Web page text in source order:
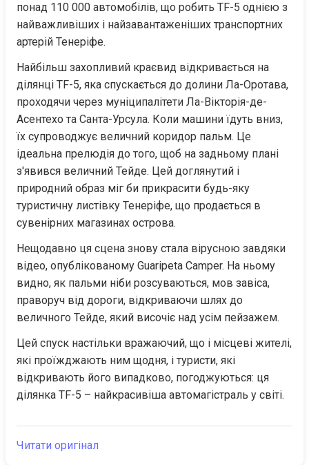
понад 110 000 автомобілів, що робить TF-5 однією з
найважливіших і найзавантаженіших транспортних
артерій Тенеріфе.
Найбільш захопливий краєвид відкривається на
ділянці TF-5, яка спускається до долини Ла-Оротава,
проходячи через муніципалітети Ла-Вікторія-де-
Асентехо та Санта-Урсула. Коли машини їдуть вниз,
їх супроводжує величний коридор пальм. Це
ідеальна прелюдія до того, щоб на задньому плані
з'явився величний Тейде. Цей доглянутий і
природний образ міг би прикрасити будь-яку
туристичну листівку Тенеріфе, що продається в
сувенірних магазинах острова.
Нещодавно ця сцена знову стала вірусною завдяки
відео, опублікованому Guaripeta Camper. На ньому
видно, як пальми ніби розсуваються, мов завіса,
праворуч від дороги, відкриваючи шлях до
величного Тейде, який височіє над усім пейзажем.
Цей спуск настільки вражаючий, що і місцеві жителі,
які проїжджають ним щодня, і туристи, які
відкривають його випадково, погоджуються: ця
ділянка TF-5 – найкрасивіша автомагістраль у світі.
Читати оригінал